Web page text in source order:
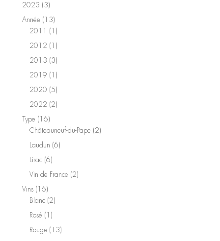
2023 33
produits
Année 1313
produits
2011
1
produit
2012
1
produit
2013 33
produits
2019
1
produit
2020 55
produits
2022 22
Type 1616
produits
Châteauneuf-du-Pape 22
Laudun 66
Lirac 66
produits
Vin de France 22
Vins 1616
produits
Blanc 22
Rosé
1
produit
Rouge 1313